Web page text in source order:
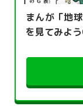
まんが「地
を見てみよ